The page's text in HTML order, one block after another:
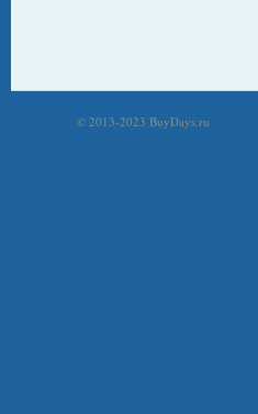
© 2013-2023 BuyDays.ru